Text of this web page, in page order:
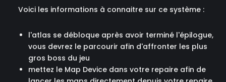
Voici les informations à connaitre sur ce système :
l'atlas se débloque après avoir terminé l'épilogue,
vous devrez le parcourir afin d'affronter les plus
gros boss du jeu
mettez le Map Device dans votre repaire afin de